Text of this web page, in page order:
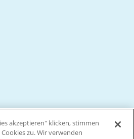
akzeptieren" klicken, stimmen
zu. Wir verwenden